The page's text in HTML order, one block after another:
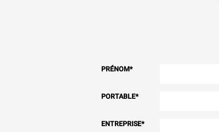
PRÉNOM*
PORTABLE*
ENTREPRISE*